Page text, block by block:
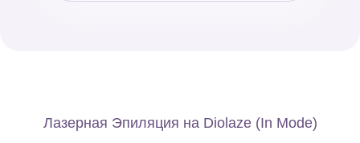
Лазерная Эпиляция на Diolaze (In Mode)